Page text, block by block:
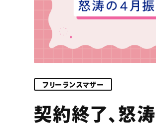
フリーランスマザー
契約終了、怒